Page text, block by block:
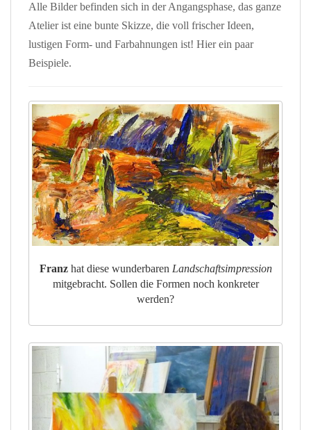
Alle Bilder befinden sich in der Angangsphase, das ganze
Atelier ist eine bunte Skizze, die voll frischer Ideen,
lustigen Form- und Farbahnungen ist! Hier ein paar
Beispiele.
Franzhat diese wunderbaren Landschaftsimpression
mitgebracht. Sollen die Formen noch konkreter
werden?